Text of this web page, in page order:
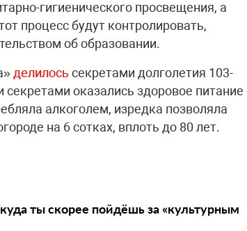
гигиенического просвещения, а
процесс будут контролировать,
об образовании.
делилось секретами долголетия 103-
оказались здоровое питание
алкоголем, изредка позволяла
на 6 сотках, вплоть до 80 лет.
ты скорее пойдёшь за «культурным